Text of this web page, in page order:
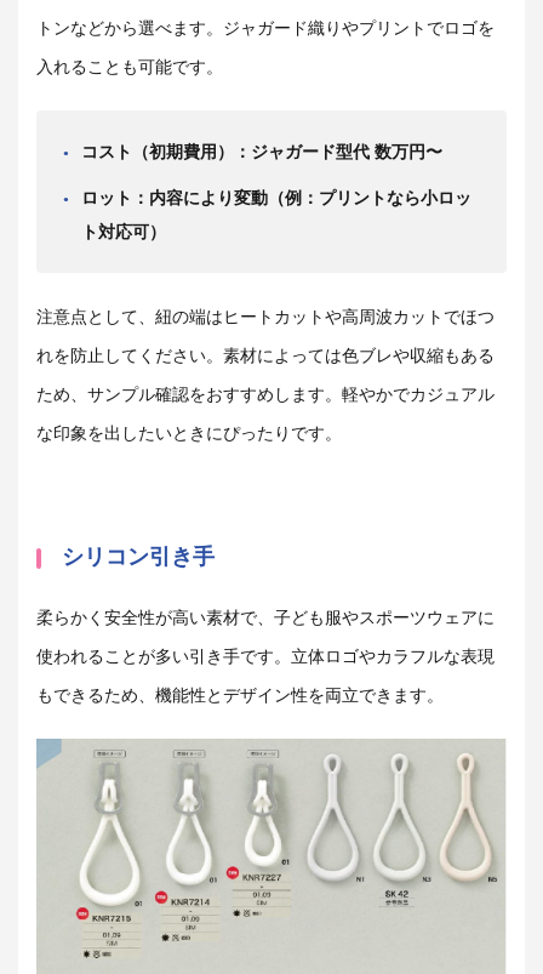
トンなどから選べます。ジャガード織りやプリントでロゴを
入れることも可能です。
コスト（初期費用）：ジャガード型代 数万円〜
ロット：内容により変動（例：プリントなら小ロッ
ト対応可）
注意点として、紐の端はヒートカットや高周波カットでほつ
れを防止してください。素材によっては色ブレや収縮もある
ため、サンプル確認をおすすめします。軽やかでカジュアル
な印象を出したいときにぴったりです。
シリコン引き手
柔らかく安全性が高い素材で、子ども服やスポーツウェアに
使われることが多い引き手です。立体ロゴやカラフルな表現
もできるため、機能性とデザイン性を両立できます。